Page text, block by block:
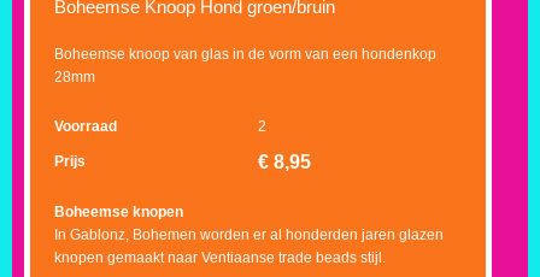
Boheemse Knoop Hond groen/bruin
Boheemse knoop van glas in de vorm van een hondenkop
28mm
Voorraad 2
Prijs € 8,95
Boheemse knopen
In Gablonz, Bohemen worden er al honderden jaren glazen
knopen gemaakt naar Ventiaanse trade beads stijl.